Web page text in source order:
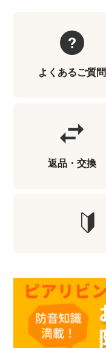
よくあるご質問
返品・交換